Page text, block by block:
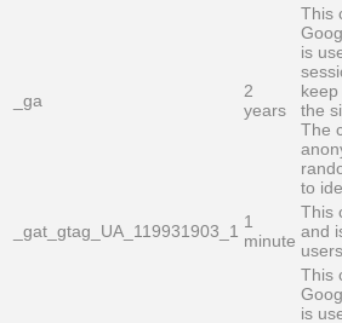
_ga
2
years
This
is
the
The
to
_gat_gtag_UA_119931903_1 1
minute
This
and
users.
This
is